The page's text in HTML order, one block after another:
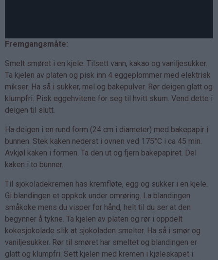
Fremgangsmåte:
Smelt smøret i en kjele. Tilsett vann, kakao og vaniljesukker.
Ta kjelen av platen og pisk inn 4 eggeplommer med elektrisk
mikser. Ha så i sukker, mel og bakepulver. Rør deigen glatt og
klumpfri. Pisk eggehvitene for seg til hvitt skum. Vend dette i
deigen til slutt.
Ha deigen i en rund form (24 cm i diameter) med bakepapir i
bunnen. Stek kaken nederst i ovnen ved 175°C i ca 45 min.
Avkjøl kaken i formen. Ta den ut og fjern bakepapiret. Del
kaken i to bunner.
Til sjokoladekremen has kremfløte, egg og sukker i en kjele.
Gi blandingen et oppkok under omrøring. La blandingen
småkoke mens du visper for hånd, helt til du ser at den
begynner å tykne. Ta kjelen av platen og rør i oppdelt
kokesjokolade slik at sjokoladen smelter. Ha så i smør og
vaniljesukker. Rør til smøret har smeltet og blandingen er
glatt og klumpfri. Sett kjelen med kremen i kjøleskapet i